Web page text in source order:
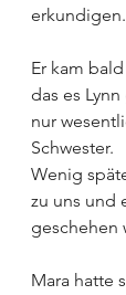
erkundigen.
Er kam
das es
nur
Schwester.
Wenig
zu uns und
geschehen
Mara hatte